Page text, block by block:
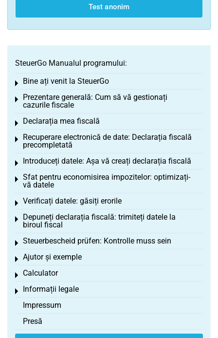
Test anonim
SteuerGo Manualul programului:
Bine ați venit la SteuerGo
Toggle menu
Prezentare generală: Cum să vă gestionați
cazurile fiscale
Toggle menu
Declarația mea fiscală
Toggle menu
Recuperare electronică de date: Declarația fiscală
precompletată
Toggle menu
Introduceți datele: Așa vă creați declarația fiscală
Toggle menu
Sfat pentru economisirea impozitelor: optimizați-
vă datele
Toggle menu
Verificați datele: găsiți erorile
Toggle menu
Depuneți declarația fiscală: trimiteți datele la
biroul fiscal
Toggle menu
Steuerbescheid prüfen: Kontrolle muss sein
Toggle menu
Ajutor și exemple
Toggle menu
Calculator
Toggle menu
Informații legale
Toggle menu
Impressum
Presă